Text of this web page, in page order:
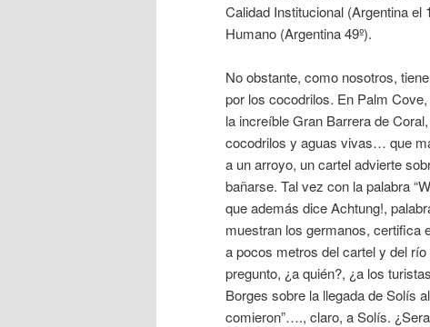
Calidad Institucional (Argentina el
Humano (Argentina 49º).
No obstante, como nosotros,
por los cocodrilos. En Palm
la increíble Gran Barrera de
cocodrilos y aguas vivas… que
a un arroyo, un cartel advierte
bañarse. Tal vez con la palabra
que además dice Achtung!,
muestran los germanos, certifica
a pocos metros del cartel y del
pregunto, ¿a quién?, ¿a los
Borges sobre la llegada de Solís
comieron”…., claro, a Solís.